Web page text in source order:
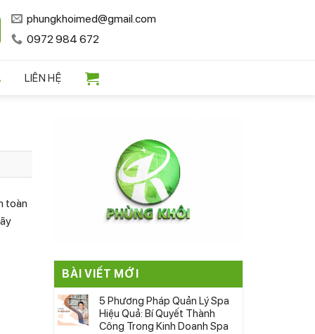
phungkhoimed@gmail.com
0972 984 672
LIÊN HỆ
toàn
BÀI VIẾT MỚI
5 Phương Pháp Quản Lý Spa
Hiệu Quả: Bí Quyết Thành
Công Trong Kinh Doanh Spa